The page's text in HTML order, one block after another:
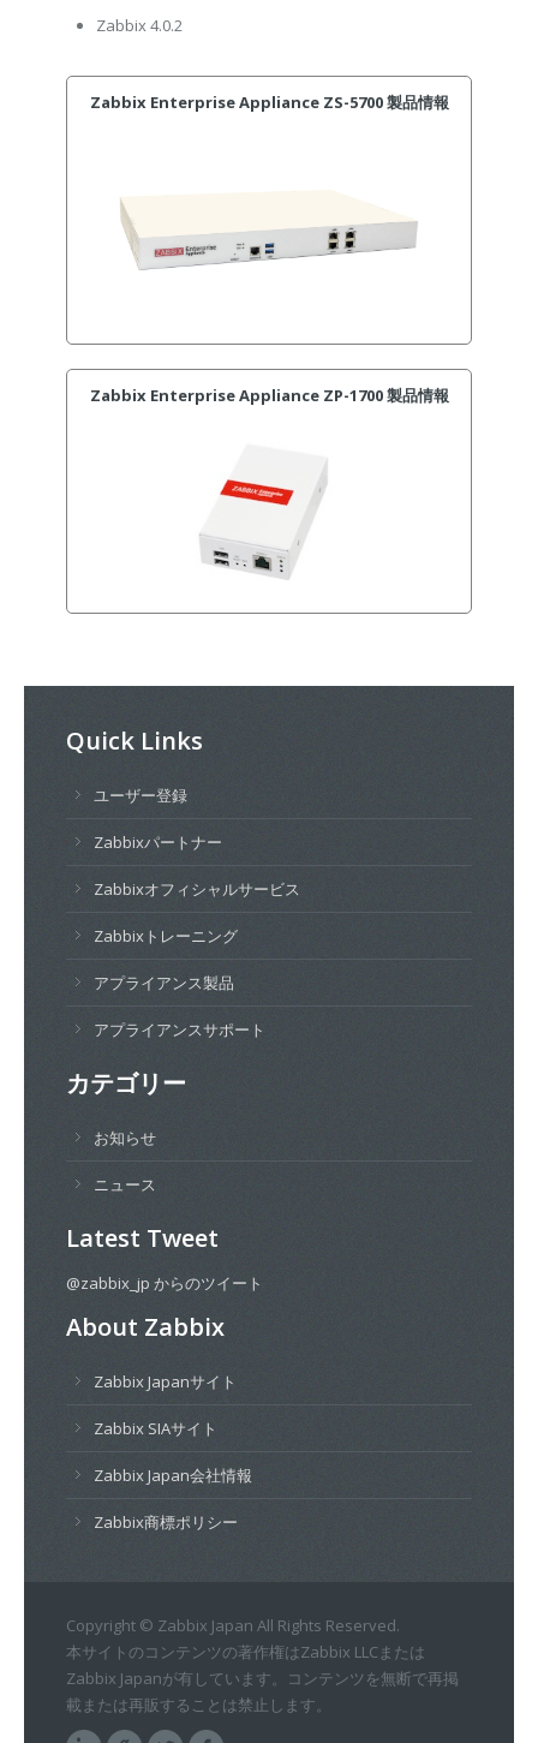
Zabbix 4.0.2
Zabbix Enterprise Appliance ZS-5700 製品情報
Zabbix Enterprise Appliance ZP-1700 製品情報
Quick Links
ユーザー登録
Zabbixパートナー
Zabbixオフィシャルサービス
Zabbixトレーニング
アプライアンス製品
アプライアンスサポート
カテゴリー
お知らせ
ニュース
Latest Tweet
@zabbix_jp からのツイート
About Zabbix
Zabbix Japanサイト
Zabbix SIAサイト
Zabbix Japan会社情報
Zabbix商標ポリシー
Copyright © Zabbix Japan All Rights Reserved.
本サイトのコンテンツの著作権はZabbix LLCまたは
Zabbix Japanが有しています。コンテンツを無断で再掲
載または再販することは禁止します。